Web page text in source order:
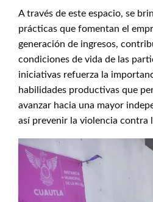
A través de este espacio, se
prácticas que fomentan el
generación de ingresos,
condiciones de vida de las
iniciativas refuerza la
habilidades productivas que
avanzar hacia una mayor
así prevenir la violencia contra